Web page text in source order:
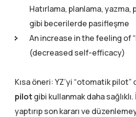
Hatırlama, planlama,
gibi becerilerde pasifleşme
An increase in the feeling of
(decreased self-efficacy)
Kısa öneri: YZ’yi “otomatik pilot”
pilotgibi kullanmak daha sağlıklı.
yaptırıp son kararı ve